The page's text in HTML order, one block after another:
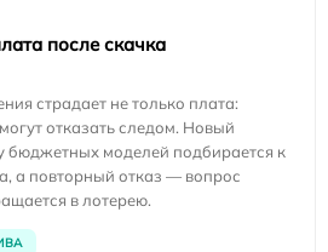
после скачка
страдает не только плата:
отказать следом. Новый
бюджетных моделей подбирается к
а повторный отказ — вопрос
в лотерею.